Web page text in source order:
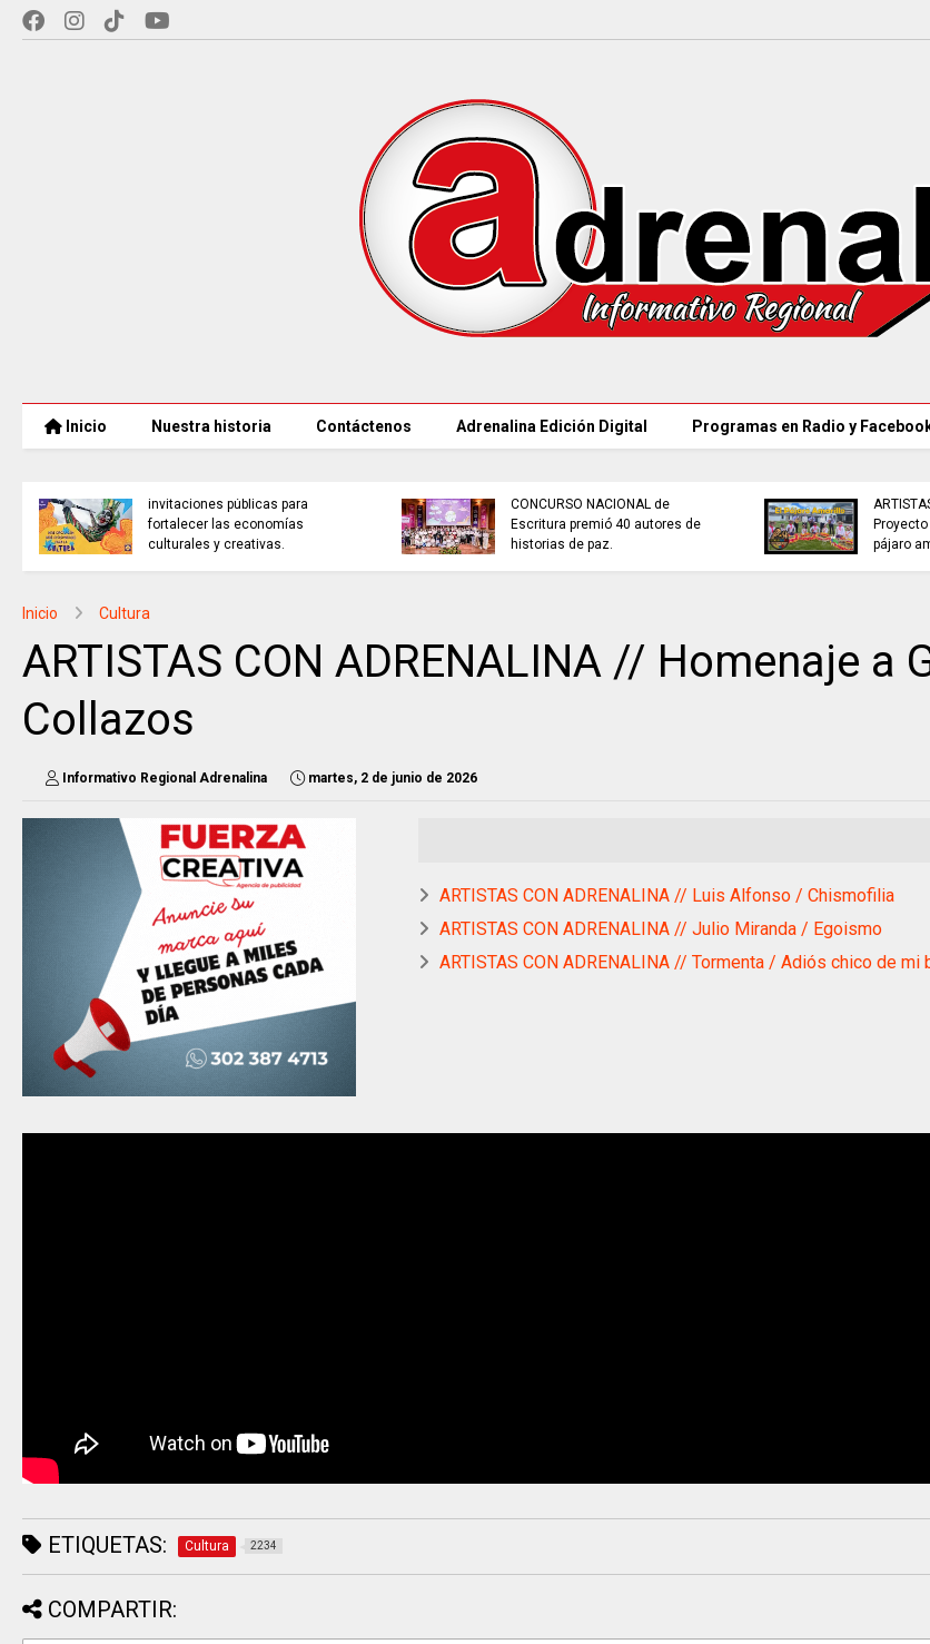
Inicio Nuestra historia Contáctenos Adrenalina Edición Digital Programas en Radio y
invitaciones públicas para
fortalecer las economías
culturales y creativas.
CONCURSO NACIONAL de
Escritura premió 40 autores de
historias de paz.
pájaro
Inicio Cultura
ARTISTAS CON ADRENALINA // Homenaje a
Collazos
Informativo Regional Adrenalina martes, 2 de junio de 2026
ARTISTAS CON ADRENALINA // Luis Alfonso / Chismofilia
ARTISTAS CON ADRENALINA // Julio Miranda / Egoismo
ARTISTAS CON ADRENALINA // Tormenta / Adiós chico de mi
ETIQUETAS: Cultura 2234
COMPARTIR: